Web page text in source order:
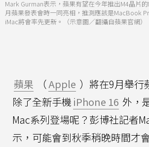
Mark Gurman表示，蘋果有望在今年推出M4晶片
月蘋果發表會時一同亮相，推測應該是MacBook
iMac將會率先更新。（示意圖／翻攝自蘋果官網）
蘋果 （Apple ）將在9月舉行
除了全新手機 iPhone 16 外，
Mac系列登場呢？彭博社記者
示，可能會到秋季稍晚時間才